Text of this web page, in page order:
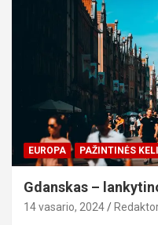
EUROPA PAŽINTINĖS
Gdanskas –
14 vasario, 2024